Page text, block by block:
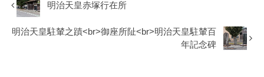
明治天皇赤塚行在所
明治天皇駐輦之蹟<br>御座所阯<br>明治天皇駐輦百
年記念碑